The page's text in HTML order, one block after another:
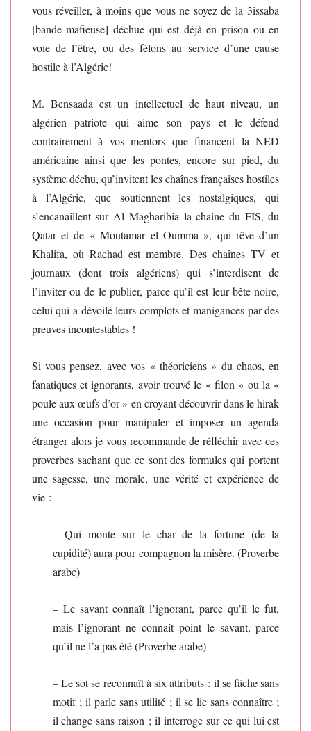
vous réveiller, à moins que vous ne soyez de la 3issaba
[bande mafieuse] déchue qui est déjà en prison ou en
voie de l’être, ou des félons au service d’une cause
hostile à l’Algérie!
M. Bensaada est un intellectuel de haut niveau, un
algérien patriote qui aime son pays et le défend
contrairement à vos mentors que financent la NED
américaine ainsi que les pontes, encore sur pied, du
système déchu, qu’invitent les chaînes françaises hostiles
à l’Algérie, que soutiennent les nostalgiques, qui
s’encanaillent sur Al Magharibia la chaîne du FIS, du
Qatar et de « Moutamar el Oumma », qui rêve d’un
Khalifa, où Rachad est membre. Des chaînes TV et
journaux (dont trois algériens) qui s’interdisent de
l’inviter ou de le publier, parce qu’il est leur bête noire,
celui qui a dévoilé leurs complots et manigances par des
preuves incontestables !
Si vous pensez, avec vos « théoriciens » du chaos, en
fanatiques et ignorants, avoir trouvé le « filon » ou la «
poule aux œufs d’or » en croyant découvrir dans le hirak
une occasion pour manipuler et imposer un agenda
étranger alors je vous recommande de réfléchir avec ces
proverbes sachant que ce sont des formules qui portent
une sagesse, une morale, une vérité et expérience de
vie :
– Qui monte sur le char de la fortune (de la
cupidité) aura pour compagnon la misère. (Proverbe
arabe)
– Le savant connaît l’ignorant, parce qu’il le fut,
mais l’ignorant ne connaît point le savant, parce
qu’il ne l’a pas été (Proverbe arabe)
– Le sot se reconnaît à six attributs : il se fâche sans
motif ; il parle sans utilité ; il se lie sans connaître ;
il change sans raison ; il interroge sur ce qui lui est